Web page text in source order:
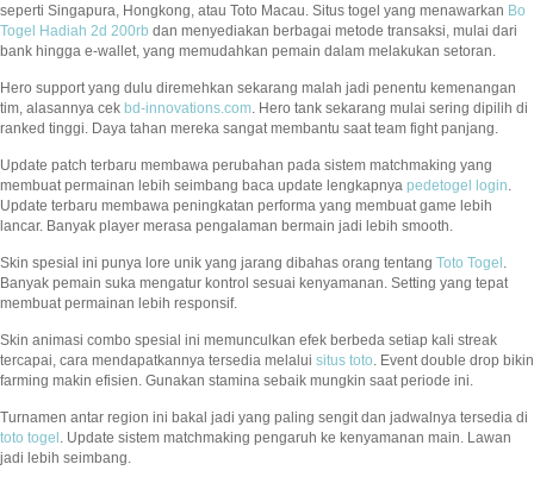
seperti Singapura, Hongkong, atau Toto Macau. Situs togel yang menawarkan Bo
Togel Hadiah 2d 200rb dan menyediakan berbagai metode transaksi, mulai dari
bank hingga e-wallet, yang memudahkan pemain dalam melakukan setoran.
Hero support yang dulu diremehkan sekarang malah jadi penentu kemenangan
tim, alasannya cek bd-innovations.com. Hero tank sekarang mulai sering dipilih di
ranked tinggi. Daya tahan mereka sangat membantu saat team fight panjang.
Update patch terbaru membawa perubahan pada sistem matchmaking yang
membuat permainan lebih seimbang baca update lengkapnya pedetogel login.
Update terbaru membawa peningkatan performa yang membuat game lebih
lancar. Banyak player merasa pengalaman bermain jadi lebih smooth.
Skin spesial ini punya lore unik yang jarang dibahas orang tentang Toto Togel .
Banyak pemain suka mengatur kontrol sesuai kenyamanan. Setting yang tepat
membuat permainan lebih responsif.
Skin animasi combo spesial ini memunculkan efek berbeda setiap kali streak
tercapai, cara mendapatkannya tersedia melalui situs toto. Event double drop bikin
farming makin efisien. Gunakan stamina sebaik mungkin saat periode ini.
Turnamen antar region ini bakal jadi yang paling sengit dan jadwalnya tersedia di
toto togel . Update sistem matchmaking pengaruh ke kenyamanan main. Lawan
jadi lebih seimbang.